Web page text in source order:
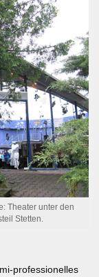
Theater unter den
Stetten.
professionelles